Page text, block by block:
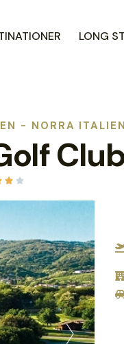
LONG
- NORRA ITALIEN
 